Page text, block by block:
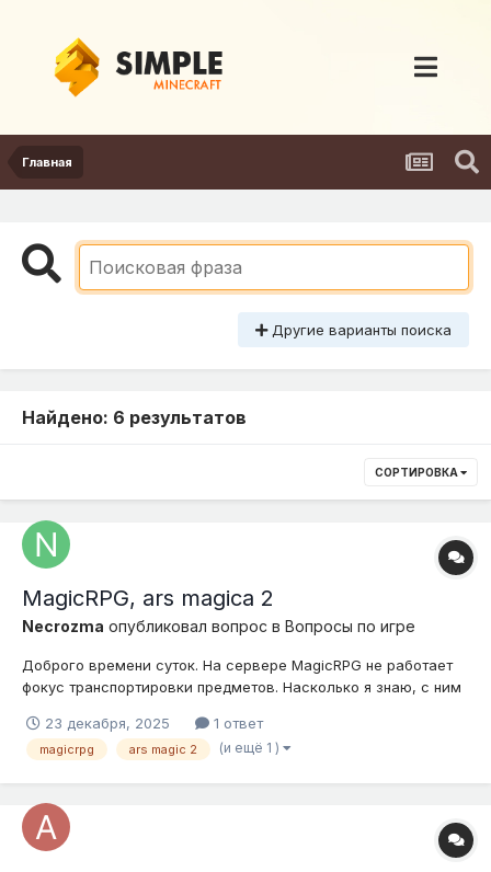
Главная
Другие варианты поиска
Найдено: 6 результатов
СОРТИРОВКА
MagicRPG, ars magica 2
Necrozma опубликовал вопрос в Вопросы по игре
Доброго времени суток. На сервере MagicRPG не работает
фокус транспортировки предметов. Насколько я знаю, с ним
уже в далёком прошлом. Данный фокус очень важен для
геймплея, так как с его помощью можно создавать
23 декабря, 2025 1 ответ
magicrpg ars magic 2 (и ещё 1 )